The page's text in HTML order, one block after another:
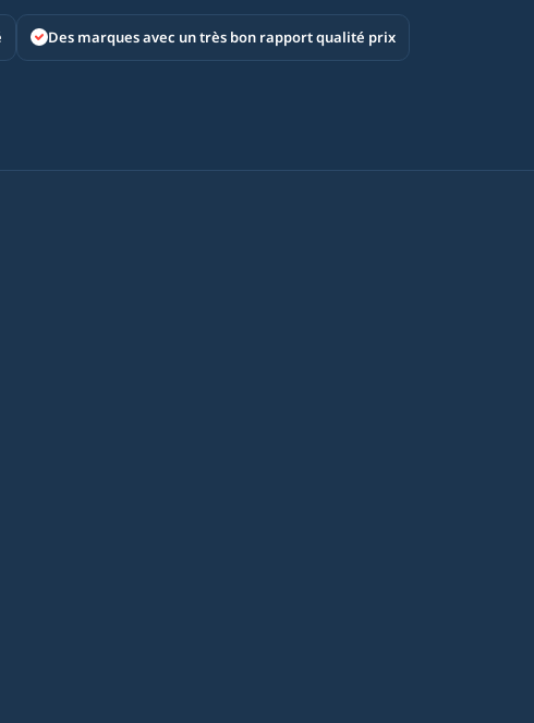
Des marques avec un très bon rapport qualité prix